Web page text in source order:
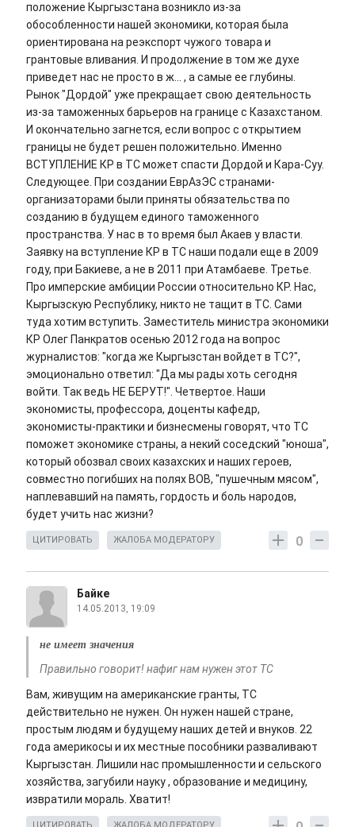
положение Кыргызстана возникло из-за
обособленности нашей экономики, которая была
ориентирована на реэкспорт чужого товара и
грантовые вливания. И продолжение в том же духе
приведет нас не просто в ж... , а самые ее глубины.
Рынок "Дордой" уже прекращает свою деятельность
из-за таможенных барьеров на границе с Казахстаном.
И окончательно загнется, если вопрос с открытием
границы не будет решен положительно. Именно
ВСТУПЛЕНИЕ КР в ТС может спасти Дордой и Кара-Суу.
Следующее. При создании ЕврАзЭС странами-
организаторами были приняты обязательства по
созданию в будущем единого таможенного
пространства. У нас в то время был Акаев у власти.
Заявку на вступление КР в ТС наши подали еще в 2009
году, при Бакиеве, а не в 2011 при Атамбаеве. Третье.
Про имперские амбиции России относительно КР. Нас,
Кыргызскую Республику, никто не тащит в ТС. Сами
туда хотим вступить. Заместитель министра экономики
КР Олег Панкратов осенью 2012 года на вопрос
журналистов: "когда же Кыргызстан войдет в ТС?",
эмоционально ответил: "Да мы рады хоть сегодня
войти. Так ведь НЕ БЕРУТ!". Четвертое. Наши
экономисты, профессора, доценты кафедр,
экономисты-практики и бизнесмены говорят, что ТС
поможет экономике страны, а некий соседский "юноша",
который обозвал своих казахских и наших героев,
совместно погибших на полях ВОВ, "пушечным мясом",
наплевавший на память, гордость и боль народов,
будет учить нас жизни?
0
ЦИТИРОВАТЬ ЖАЛОБА МОДЕРАТОРУ
Байке
14.05.2013, 19:09
не имеет значения
Правильно говорит! нафиг нам нужен этот ТС
Вам, живущим на американские гранты, ТС
действительно не нужен. Он нужен нашей стране,
простым людям и будущему наших детей и внуков. 22
года америкосы и их местные пособники разваливают
Кыргызстан. Лишили нас промышленности и сельского
хозяйства, загубили науку , образование и медицину,
извратили мораль. Хватит!